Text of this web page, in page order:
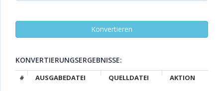
KONVERTIERUNGSERGEBNISSE:
# AUSGABEDATEI QUELLDATEI AKTION